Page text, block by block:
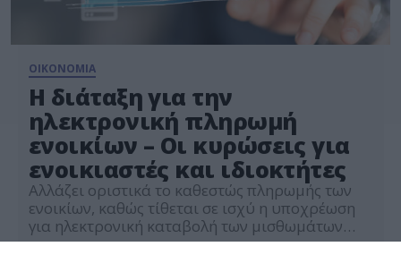
ΟΙΚΟΝΟΜΙΑ
Η διάταξη για την
ηλεκτρονική πληρωμή
ενοικίων – Οι κυρώσεις για
ενοικιαστές και ιδιοκτήτες
Αλλάζει οριστικά το καθεστώς πληρωμής των
ενοικίων, καθώς τίθεται σε ισχύ η υποχρέωση
για ηλεκτρονική καταβολή των μισθωμάτων
μέσω τραπεζικού λογαριασμού, με στόχο την